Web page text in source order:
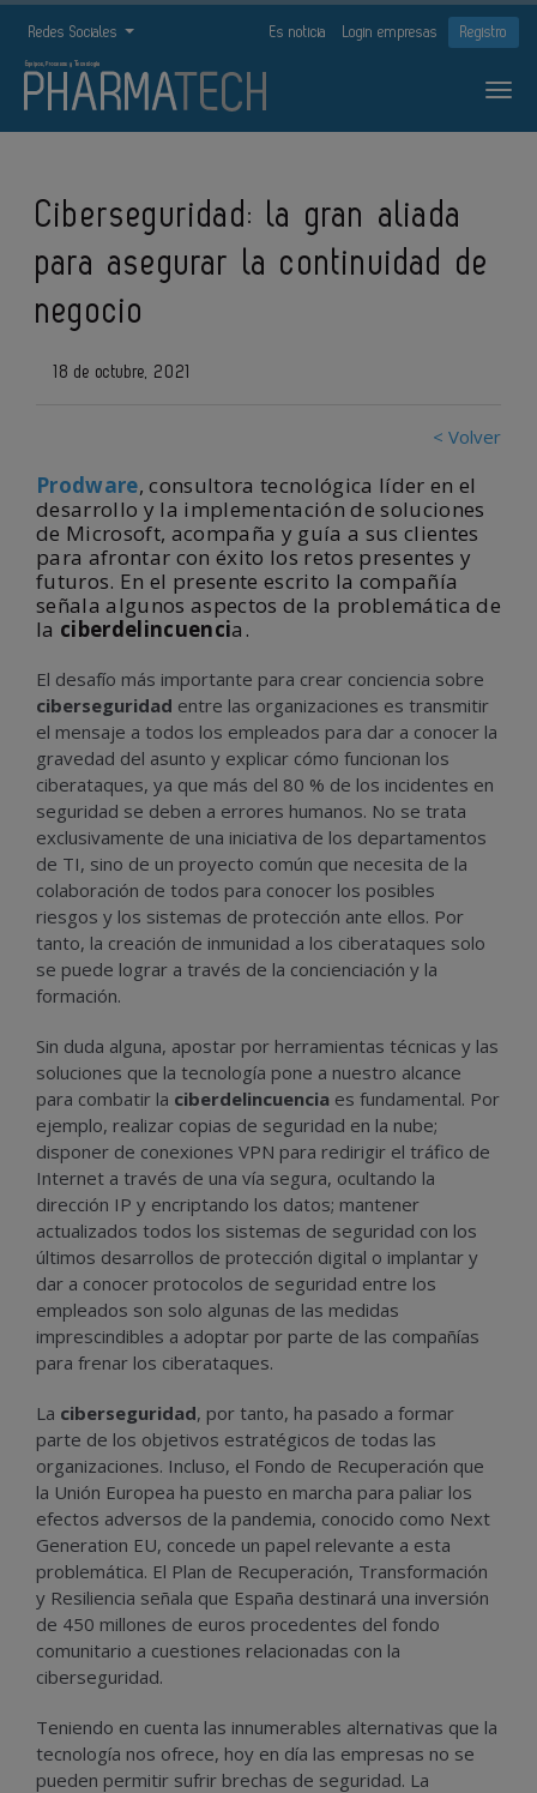
Redes Sociales Es noticia Login empresas Registro
Ciberseguridad: la gran aliada
para asegurar la continuidad de
negocio
18 de octubre, 2021
< Volver
Prodware, consultora tecnológica líder en el
desarrollo y la implementación de soluciones
de Microsoft, acompaña y guía a sus clientes
para afrontar con éxito los retos presentes y
futuros. En el presente escrito la compañía
señala algunos aspectos de la problemática de
la ciberdelincuencia.
El desafío más importante para crear conciencia sobre
ciberseguridad entre las organizaciones es transmitir
el mensaje a todos los empleados para dar a conocer la
gravedad del asunto y explicar cómo funcionan los
ciberataques, ya que más del 80 % de los incidentes en
seguridad se deben a errores humanos. No se trata
exclusivamente de una iniciativa de los departamentos
de TI, sino de un proyecto común que necesita de la
colaboración de todos para conocer los posibles
riesgos y los sistemas de protección ante ellos. Por
tanto, la creación de inmunidad a los ciberataques solo
se puede lograr a través de la concienciación y la
formación.
Sin duda alguna, apostar por herramientas técnicas y las
soluciones que la tecnología pone a nuestro alcance
para combatir la ciberdelincuencia es fundamental. Por
ejemplo, realizar copias de seguridad en la nube;
disponer de conexiones VPN para redirigir el tráfico de
Internet a través de una vía segura, ocultando la
dirección IP y encriptando los datos; mantener
actualizados todos los sistemas de seguridad con los
últimos desarrollos de protección digital o implantar y
dar a conocer protocolos de seguridad entre los
empleados son solo algunas de las medidas
imprescindibles a adoptar por parte de las compañías
para frenar los ciberataques.
La ciberseguridad, por tanto, ha pasado a formar
parte de los objetivos estratégicos de todas las
organizaciones. Incluso, el Fondo de Recuperación que
la Unión Europea ha puesto en marcha para paliar los
efectos adversos de la pandemia, conocido como Next
Generation EU, concede un papel relevante a esta
problemática. El Plan de Recuperación, Transformación
y Resiliencia señala que España destinará una inversión
de 450 millones de euros procedentes del fondo
comunitario a cuestiones relacionadas con la
ciberseguridad.
Teniendo en cuenta las innumerables alternativas que la
tecnología nos ofrece, hoy en día las empresas no se
pueden permitir sufrir brechas de seguridad. La